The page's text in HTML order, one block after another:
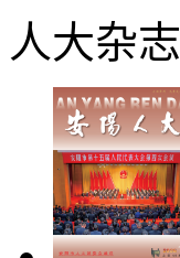
人大杂志